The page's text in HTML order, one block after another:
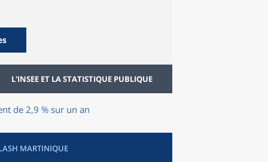
L'INSEE ET LA STATISTIQUE PUBLIQUE
de 2,9 % sur un an
MARTINIQUE